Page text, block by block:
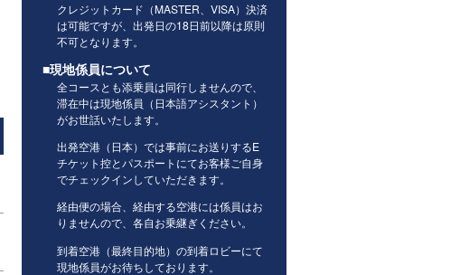
クレジットカード（MASTER、VISA）決済
は可能ですが、出発日の18日前以降は原則
不可となります。
■現地係員について
全コースとも添乗員は同行しませんので、
滞在中は現地係員（日本語アシスタント）
がお世話いたします。
出発空港（日本）では事前にお送りするE
チケット控とパスポートにてお客様ご自身
でチェックインしていただきます。
経由便の場合、経由する空港には係員はお
りませんので、各自お乗継ぎください。
到着空港（最終目的地）の到着ロビーにて
現地係員がお待ちしております。